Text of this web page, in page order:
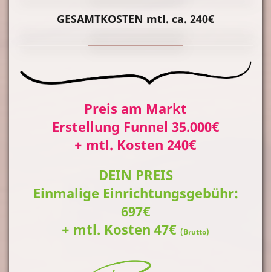
GESAMTKOSTEN mtl. ca. 240€
Preis am Markt
Erstellung Funnel 35.000€
+ mtl. Kosten 240€
DEIN PREIS
Einmalige Einrichtungsgebühr:
697€
+ mtl. Kosten 47€ (Brutto)